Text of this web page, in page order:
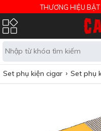
THƯƠNG HIỆU
Set phụ kiện cigar Set phụ